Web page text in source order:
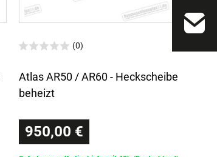
(0)
Atlas AR50 / AR60 - Heckscheibe
beheizt
950,00 €